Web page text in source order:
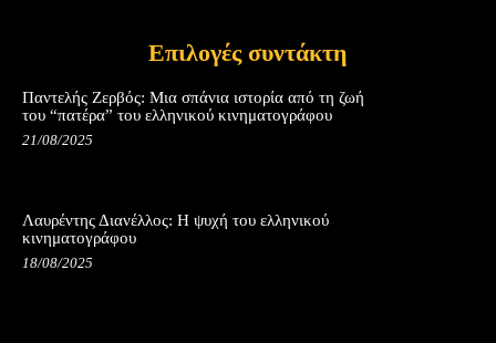
Επιλογές συντάκτη
Παντελής Ζερβός: Μια σπάνια ιστορία από τη ζωή
του “πατέρα” του ελληνικού κινηματογράφου
21/08/2025
Λαυρέντης Διανέλλος: Η ψυχή του ελληνικού
κινηματογράφου
18/08/2025